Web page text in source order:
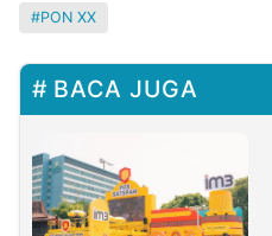
PON XX
BACA JUGA